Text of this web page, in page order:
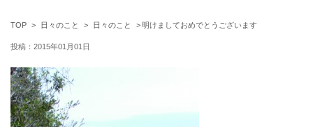
TOP 日々のこと 日々のこと 明けましておめでとうございます
投稿：2015年01月01日